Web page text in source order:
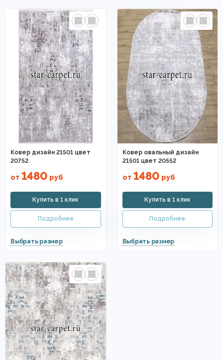
Ковер дизайн 21501 цвет
20752
от 1480 руб
Ковер овальный дизайн
21501 цвет 20552
от 1480 руб